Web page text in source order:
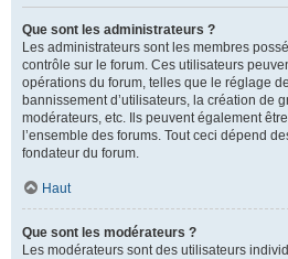
Que sont les administrateurs ?
Les administrateurs sont les membres
contrôle sur le forum. Ces utilisateurs
opérations du forum, telles que le réglage
bannissement d’utilisateurs, la création de
modérateurs, etc. Ils peuvent également
l’ensemble des forums. Tout ceci dépend
fondateur du forum.
Haut
Que sont les modérateurs ?
Les modérateurs sont des utilisateurs